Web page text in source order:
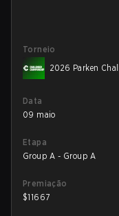
Torneio
2026 Parken
Data
09 maio
Etapa
Group A - Group A
Premiação
$11667